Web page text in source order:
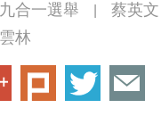
九合一選舉 蔡英文
雲林